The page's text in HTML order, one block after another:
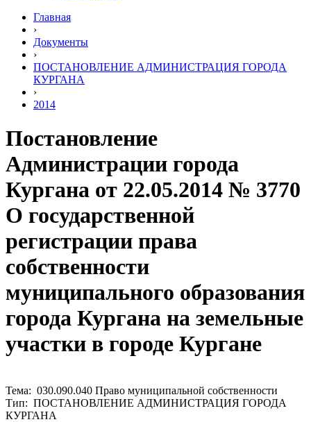
Главная
›
Документы
›
ПОСТАНОВЛЕНИЕ АДМИНИСТРАЦИЯ ГОРОДА
КУРГАНА
›
2014
Постановление
Администрации города
Кургана от 22.05.2014 № 3770
О государственной
регистрации права
собственности
муниципального образования
города Кургана на земельные
участки в городе Кургане
Тема: 030.090.040 Право муниципальной собственности
Тип: ПОСТАНОВЛЕНИЕ АДМИНИСТРАЦИЯ ГОРОДА
КУРГАНА